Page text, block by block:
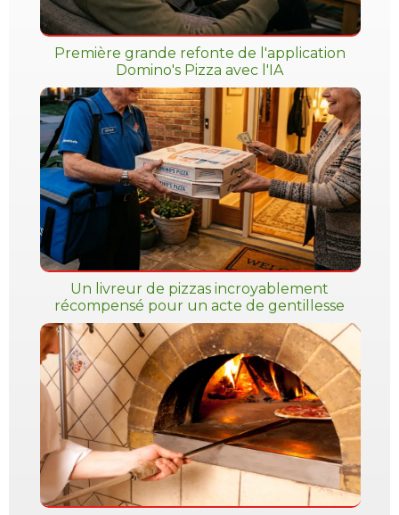
Première grande refonte de l'application
Domino's Pizza avec l'IA
Un livreur de pizzas incroyablement
récompensé pour un acte de gentillesse